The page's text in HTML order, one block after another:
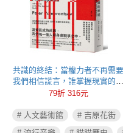
共識的終結：當權力者不再需要
我們相信謊言，誰掌握現實的定
義權，誰就能操控政治
79折 316元
# 人文藝術館 # 吉原花街